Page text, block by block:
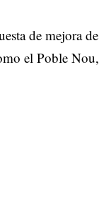
de mejora de
el Poble Nou,